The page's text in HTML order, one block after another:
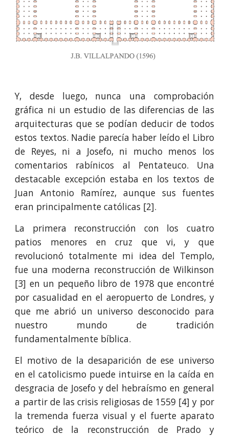
Y, desde luego, nunca una comprobación
gráfica ni un estudio de las diferencias de las
arquitecturas que se podían deducir de todos
estos textos. Nadie parecía haber leído el Libro
de Reyes, ni a Josefo, ni mucho menos los
comentarios rabínicos al Pentateuco. Una
destacable excepción estaba en los textos de
Juan Antonio Ramírez, aunque sus fuentes
eran principalmente católicas [2].
La primera reconstrucción con los cuatro
patios menores en cruz que vi, y que
revolucionó totalmente mi idea del Templo,
fue una moderna reconstrucción de Wilkinson
[3] en un pequeño libro de 1978 que encontré
por casualidad en el aeropuerto de Londres, y
que me abrió un universo desconocido para
nuestro mundo de tradición
fundamentalmente bíblica.
El motivo de la desaparición de ese universo
en el catolicismo puede intuirse en la caída en
desgracia de Josefo y del hebraísmo en general
a partir de las crisis religiosas de 1559 [4] y por
la tremenda fuerza visual y el fuerte aparato
teórico de la reconstrucción de Prado y